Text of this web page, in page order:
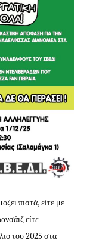
πιστά, είτε με
είτε
του 2025 στα